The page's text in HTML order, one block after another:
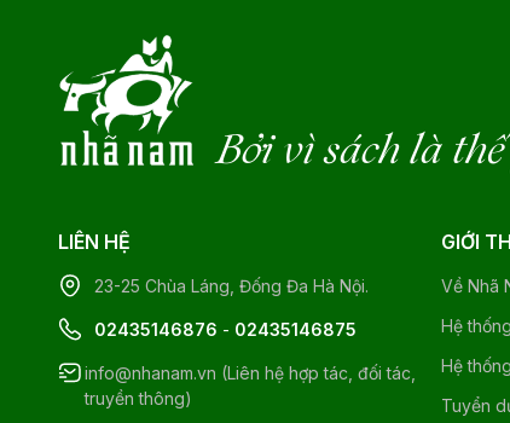
Bởi vì sách là
LIÊN HỆ
23-25 Chùa Láng, Đống Đa Hà Nội.
02435146876 - 02435146875
info@nhanam.vn (Liên hệ hợp tác, đối tác,
truyền thông)
GIỚI
Về Nhã
Hệ
Hệ
Tuyển